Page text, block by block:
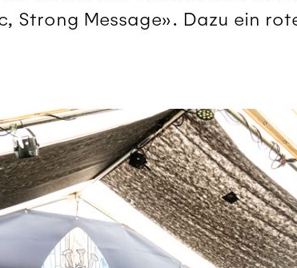
Strong Message». Dazu ein